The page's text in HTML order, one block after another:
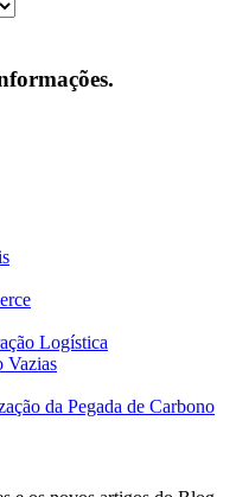
Logística
Vazias
da Pegada de Carbono